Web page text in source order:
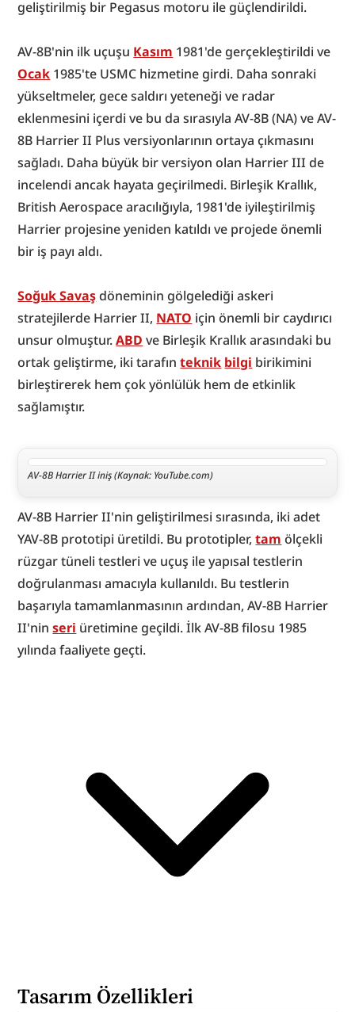
geliştirilmiş bir Pegasus motoru ile güçlendirildi.
AV-8B'nin ilk uçuşu Kasım
Ocak 1985'te USMC hizmetine girdi. Daha sonraki
yükseltmeler, gece saldırı yeteneği ve radar
eklenmesini içerdi ve bu da sırasıyla AV-8B (NA) ve AV-
8B Harrier II Plus versiyonlarının ortaya çıkmasını
sağladı. Daha büyük bir versiyon olan Harrier III de
incelendi ancak hayata geçirilmedi. Birleşik Krallık,
British Aerospace aracılığıyla, 1981'de iyileştirilmiş
Harrier projesine yeniden katıldı ve projede önemli
bir iş payı aldı.
Soğuk Savaş döneminin gölgelediği askeri
stratejilerde Harrier II, NATO için önemli bir caydırıcı
unsur olmuştur. ABD ve Birleşik Krallık arasındaki bu
ortak geliştirme, iki tarafın teknik bilgi birikimini
birleştirerek hem çok yönlülük hem de etkinlik
sağlamıştır.
AV-8B Harrier II iniş (Kaynak: YouTube.com)
AV-8B Harrier II'nin geliştirilmesi sırasında, iki adet
YAV-8B prototipi üretildi. Bu prototipler, tam ölçekli
rüzgar tüneli testleri ve uçuş ile yapısal testlerin
doğrulanması amacıyla kullanıldı. Bu testlerin
başarıyla tamamlanmasının ardından, AV-8B Harrier
II'nin seri üretimine geçildi. İlk AV-8B filosu 1985
yılında faaliyete geçti.
Tasarım Özellikleri